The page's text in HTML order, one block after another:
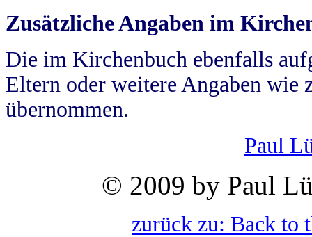
Zusätzliche Angaben im
Die im Kirchenbuch ebenfalls
Eltern oder weitere Angaben wie
übernommen.
Paul
© 2009 by Paul
zurück zu: Back to